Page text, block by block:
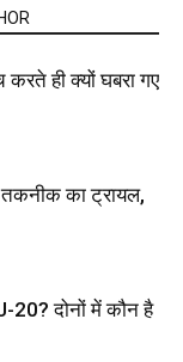
ही क्यों घबरा गए
का ट्रायल,
20? दोनों में कौन है